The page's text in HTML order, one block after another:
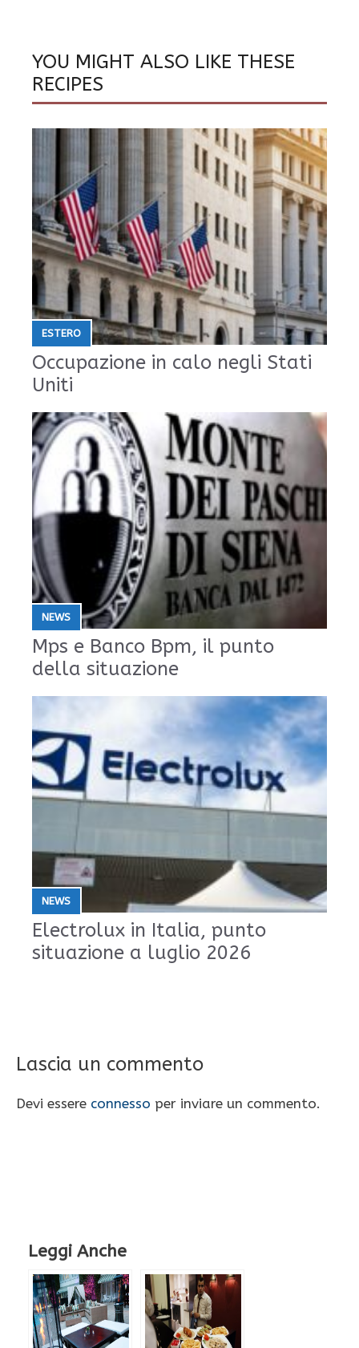
YOU MIGHT ALSO LIKE THESE
RECIPES
ESTERO
Occupazione in calo negli Stati
Uniti
NEWS
Mps e Banco Bpm, il punto
della situazione
NEWS
Electrolux in Italia, punto
situazione a luglio 2026
Lascia un commento
Devi essere connesso per inviare un commento.
Leggi Anche